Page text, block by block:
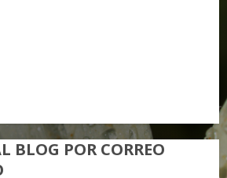
BLOG POR CORREO